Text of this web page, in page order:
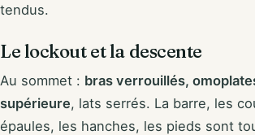
tendus.
Le lockout et la descente
Au sommet : bras verrouillés,
supérieure, lats serrés. La barre, les
épaules, les hanches, les pieds sont